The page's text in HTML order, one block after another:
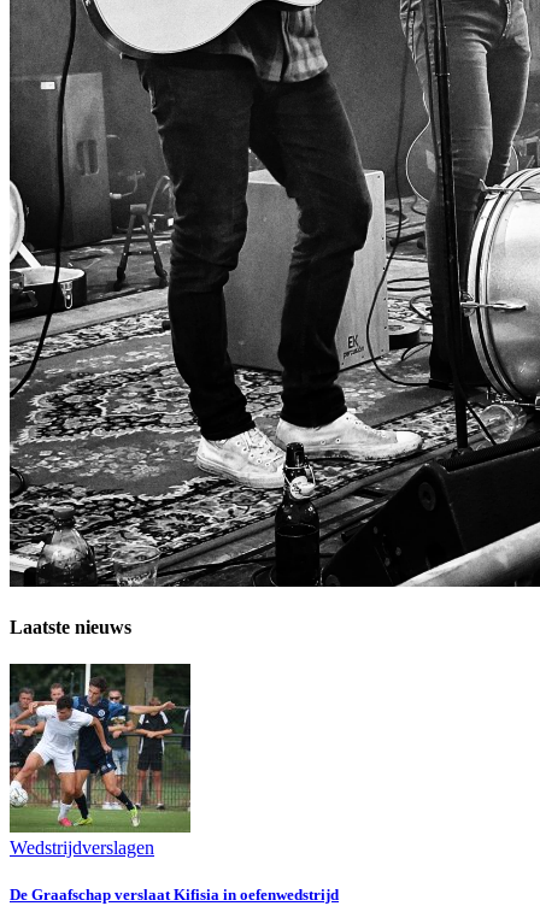
Laatste nieuws
Wedstrijdverslagen
De Graafschap verslaat Kifisia in oefenwedstrijd